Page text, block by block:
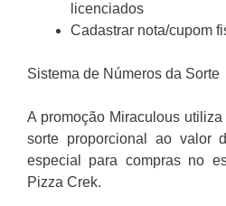
licenciados
Cadastrar nota/cupom
Sistema de Números da Sorte
A promoção Miraculous
sorte proporcional ao valor
especial para compras no
Pizza Crek.